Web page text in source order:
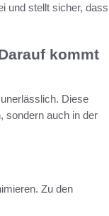
und stellt sicher, dass
kommt
unerlässlich. Diese
sondern auch in der
Zu den